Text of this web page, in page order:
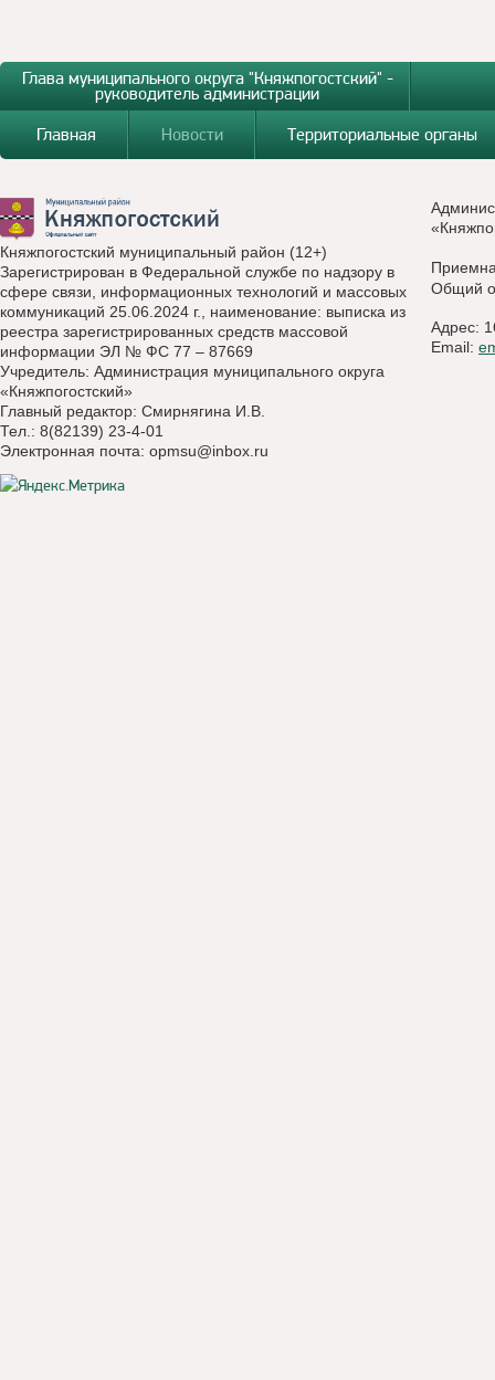
Глава муниципального округа "Княжпогостский" -
руководитель администрации
Главная
Новости Территориальные органы
Княжпогостский муниципальный район (12+)
Зарегистрирован в Федеральной службе по надзору в
сфере связи, информационных технологий и массовых
коммуникаций 25.06.2024 г., наименование: выписка из
реестра зарегистрированных средств массовой
информации ЭЛ № ФС 77 – 87669
Учредитель: Администрация муниципального округа
«Княжпогостский»
Главный редактор: Смирнягина И.В.
Тел.: 8(82139) 23-4-01
Электронная почта: opmsu@inbox.ru
Общий
Адрес:
Email: